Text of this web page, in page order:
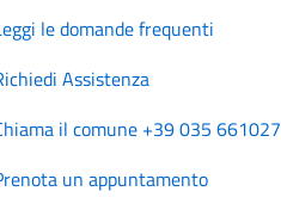
le domande frequenti
Assistenza
il comune +39 035 661027
un appuntamento